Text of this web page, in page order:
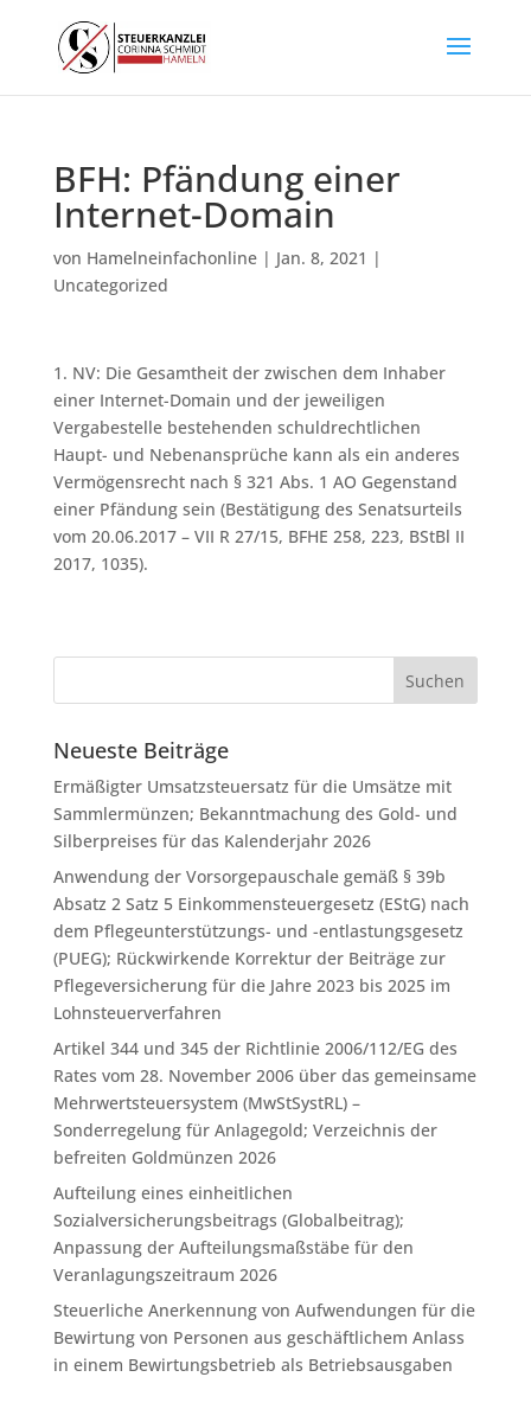
BFH: Pfändung einer
Internet-Domain
von Hamelneinfachonline| Jan. 8, 2021 |
Uncategorized
1. NV: Die Gesamtheit der zwischen dem Inhaber
einer Internet-Domain und der jeweiligen
Vergabestelle bestehenden schuldrechtlichen
Haupt- und Nebenansprüche kann als ein anderes
Vermögensrecht nach § 321 Abs. 1 AO Gegenstand
einer Pfändung sein (Bestätigung des Senatsurteils
vom 20.06.2017 – VII R 27/15, BFHE 258, 223, BStBl II
2017, 1035).
Neueste Beiträge
Ermäßigter Umsatzsteuersatz für die Umsätze mit
Sammlermünzen; Bekanntmachung des Gold- und
Silberpreises für das Kalenderjahr 2026
Anwendung der Vorsorgepauschale gemäß § 39b
Absatz 2 Satz 5 Einkommensteuergesetz (EStG) nach
dem Pflegeunterstützungs- und -entlastungsgesetz
(PUEG); Rückwirkende Korrektur der Beiträge zur
Pflegeversicherung für die Jahre 2023 bis 2025 im
Lohnsteuerverfahren
Artikel 344 und 345 der Richtlinie 2006/112/EG des
Rates vom 28. November 2006 über das gemeinsame
Mehrwertsteuersystem (MwStSystRL) –
Sonderregelung für Anlagegold; Verzeichnis der
befreiten Goldmünzen 2026
Aufteilung eines einheitlichen
Sozialversicherungsbeitrags (Globalbeitrag);
Anpassung der Aufteilungsmaßstäbe für den
Veranlagungszeitraum 2026
Steuerliche Anerkennung von Aufwendungen für die
Bewirtung von Personen aus geschäftlichem Anlass
in einem Bewirtungsbetrieb als Betriebsausgaben